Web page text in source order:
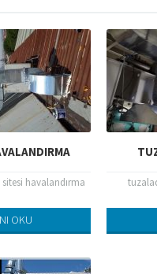
havalandırma
OKU